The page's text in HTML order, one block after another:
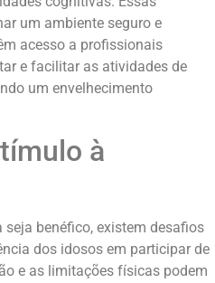
um ambiente seguro e
acesso a profissionais
e facilitar as atividades de
um envelhecimento
à
benéfico, existem desafios
dos idosos em participar de
e as limitações físicas podem